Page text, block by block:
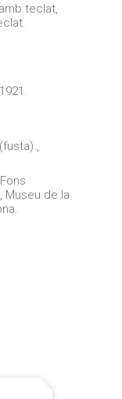
teclat,
Museu de la